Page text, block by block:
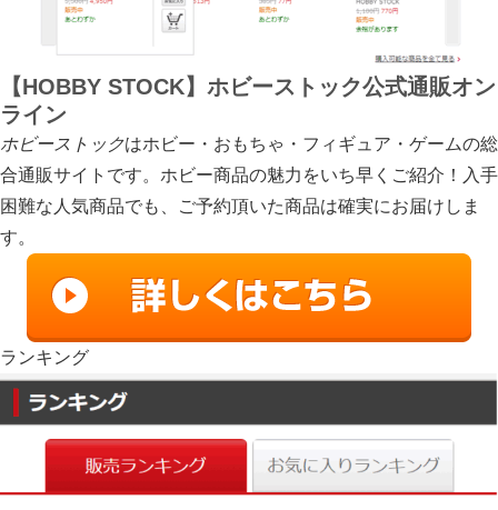
【HOBBY STOCK】ホビーストック公式通販オン
ライン
ホビーストックはホビー・おもちゃ・フィギュア・ゲームの総
合通販サイトです。ホビー商品の魅力をいち早くご紹介！入手
困難な人気商品でも、ご予約頂いた商品は確実にお届けしま
す。
ランキング